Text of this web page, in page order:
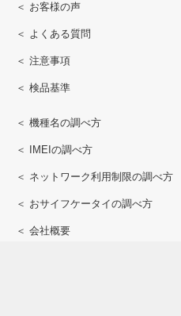
＜ お客様の声
＜ よくある質問
＜ 注意事項
＜ 検品基準
＜ 機種名の調べ方
＜ IMEIの調べ方
＜ ネットワーク利用制限の調べ方
＜ おサイフケータイの調べ方
＜ 会社概要